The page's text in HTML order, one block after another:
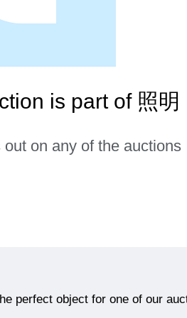
is part of 照明
out on any of the auctions
perfect object for one of our